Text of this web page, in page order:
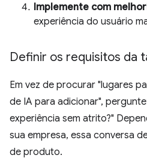
Implemente com
experiência do usuário
Definir os requisitos da
Em vez de procurar "lugares
de IA para adicionar",
experiência sem atrito?"
sua empresa, essa conversa
de produto.